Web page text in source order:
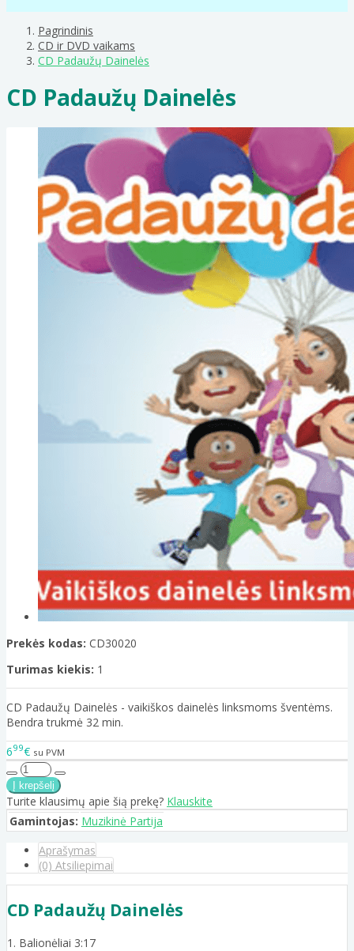
Pagrindinis
CD ir DVD vaikams
CD Padaužų Dainelės
CD Padaužų Dainelės
Prekės kodas: CD30020
Turimas kiekis: 1
CD Padaužų Dainelės - vaikiškos dainelės linksmoms šventėms.
Bendra trukmė 32 min.
699€ su PVM
Turite klausimų apie šią prekę? Klauskite
Gamintojas: Muzikinė Partija
Aprašymas
(0) Atsiliepimai
CD Padaužų Dainelės
1. Balionėliai 3:17